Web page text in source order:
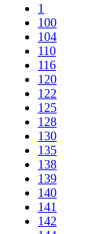
1
100
104
110
116
120
122
125
128
130
135
138
139
140
141
142